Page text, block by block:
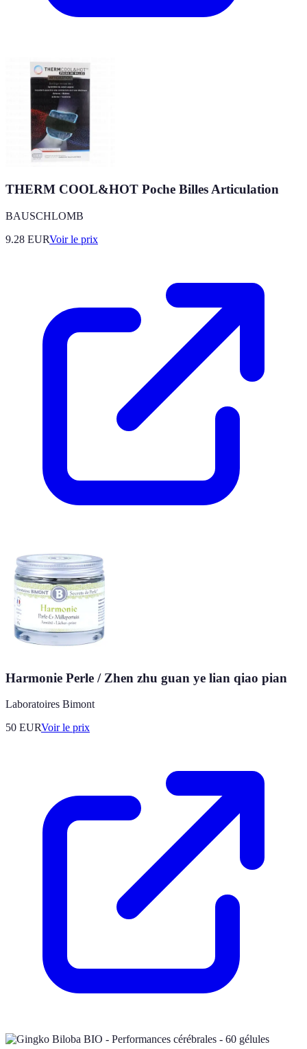
THERM COOL&HOT Poche Billes Articulation
BAUSCHLOMB
9.28 EURVoir le prix
Harmonie Perle / Zhen zhu guan ye lian qiao pian
Laboratoires Bimont
50 EURVoir le prix